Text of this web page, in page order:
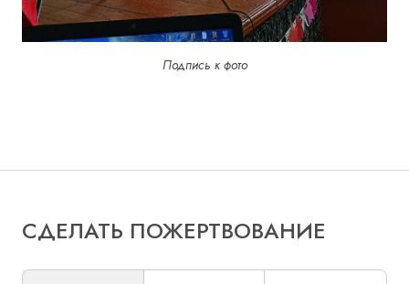
Подпись к фото
СДЕЛАТЬ ПОЖЕРТВОВАНИЕ